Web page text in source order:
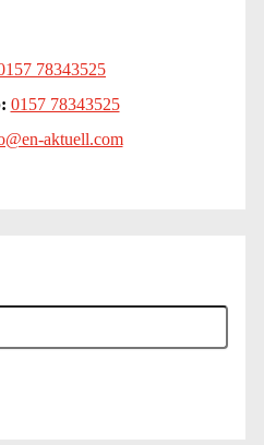
78343525
0157 78343525
aktuell.com